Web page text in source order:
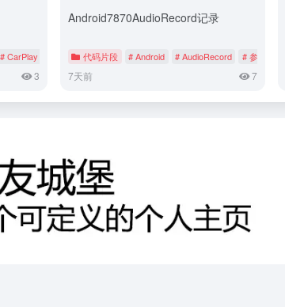
# CarPlay
3
Android7870AudioRecord记录
代码片段 # Android # AudioRecord # 参考音
7天前 7